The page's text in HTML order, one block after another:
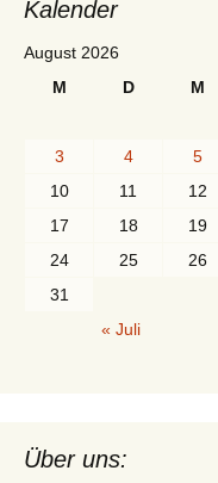
Kalender
August 2026
M
D M
3
4 5
10
11 12
17
18 19
24
25 26
31
« Juli
Über uns: